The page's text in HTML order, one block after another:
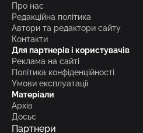
Про нас
Редакційна політика
Автори та редактори сайту
Контакти
Для партнерів і користувачів
Реклама на сайті
Політика конфіденційності
Умови експлуатації
Матеріали
Архів
Досьє
Партнери